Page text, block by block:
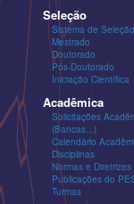
Seleção
Sistema de Seleção
Mestrado
Doutorado
Pós-Doutorado
Iniciação Científica
Acadêmica
Solicitações
(Bancas...)
Calendário
Disciplinas
Normas e Diretrizes
Publicações do
Turmas